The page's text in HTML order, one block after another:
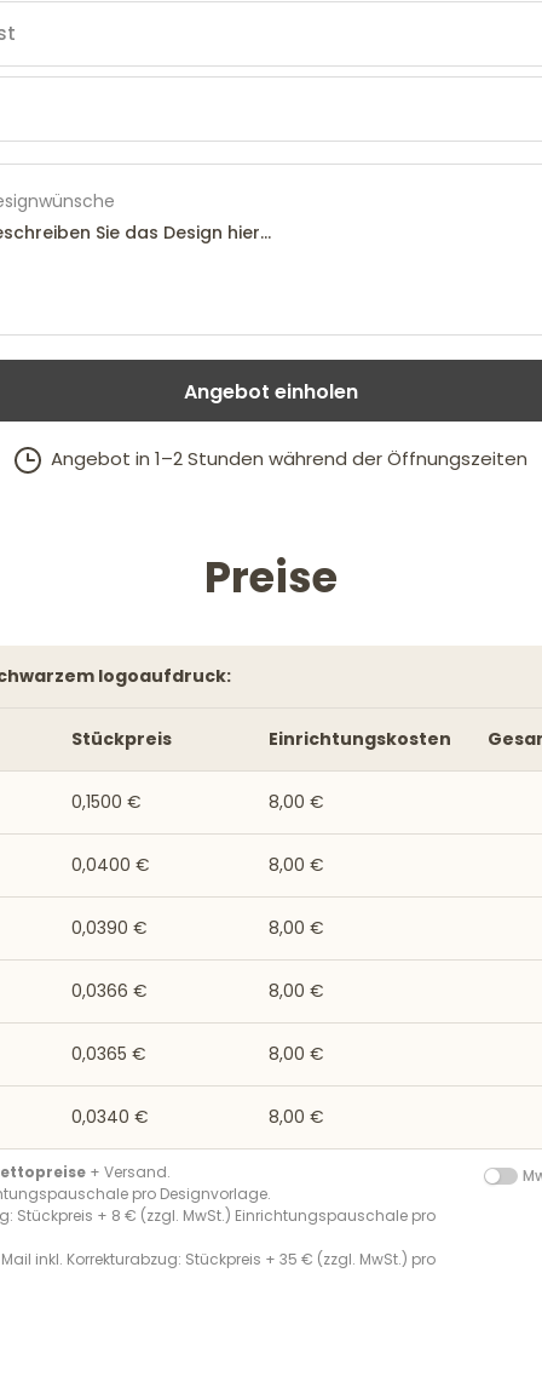
Angebot einholen
Angebot in 1–2 Stunden während der Öffnungszeiten
Preise
logoaufdruck:
Stückpreis Einrichtungskosten
0,1500 € 8,00 €
0,0400 € 8,00 €
0,0390 € 8,00 €
0,0366 € 8,00 €
0,0365 € 8,00 €
0,0340 € 8,00 €
+ Versand.
pro Designvorlage.
Stückpreis + 8 € (zzgl. MwSt.) Einrichtungspauschale pro
inkl. Korrekturabzug: Stückpreis + 35 € (zzgl. MwSt.) pro